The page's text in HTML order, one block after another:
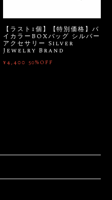
【ラスト1個】【特別価格】バ
イカラーBOXバッグ シルバー
アクセサリー Silver
Jewelry Brand
¥4,400 50%OFF